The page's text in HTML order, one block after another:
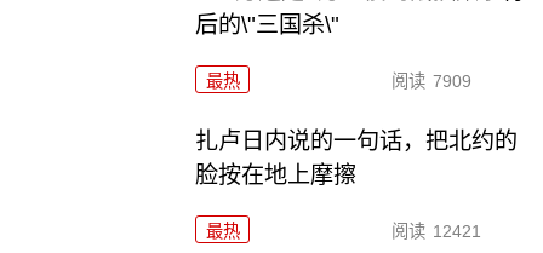
后的\"三国杀\"
最热 阅读 7909
扎卢日内说的一句话，把北约的
脸按在地上摩擦
最热 阅读 12421